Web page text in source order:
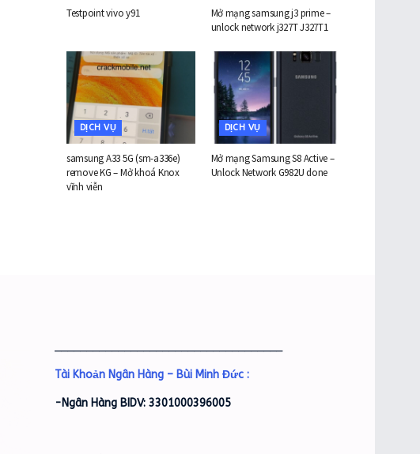
Testpoint vivo y91
Mở mạng samsung j3 prime –
unlock network j327T J327T1
DỊCH VỤ
samsung A33 5G (sm-a336e)
remove KG – Mở khoá Knox
vĩnh viễn
DỊCH VỤ
Mở mạng Samsung S8 Active –
Unlock Network G982U done
Tài Khoản Ngân Hàng – Bùi Minh Đức :
-Ngân Hàng BIDV: 3301000396005